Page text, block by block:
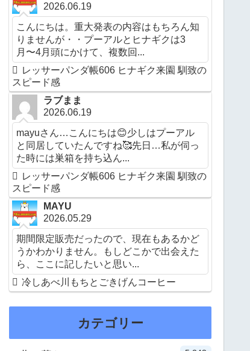
2026.06.19
こんにちは。重大発表の内容はもちろん知
りませんが・・プーアルとヒナギクは3
月〜4月頭にかけて、複数回...
レッサーパンダ帳606 ヒナギク来園 馴致の
スピード感
ラブまま
2026.06.19
mayuさん…こんにちは😊少しはプーアル
と同居していたんですね🥰先日…私が伺っ
た時には巣箱を持ち込ん...
レッサーパンダ帳606 ヒナギク来園 馴致の
スピード感
MAYU
2026.05.29
期間限定販売だったので、現在もあるかど
うかわかりません。もしどこかで出会えた
ら、ここに記したいと思い...
冷しあべ川もちとごきげんコーヒー
カテゴリー